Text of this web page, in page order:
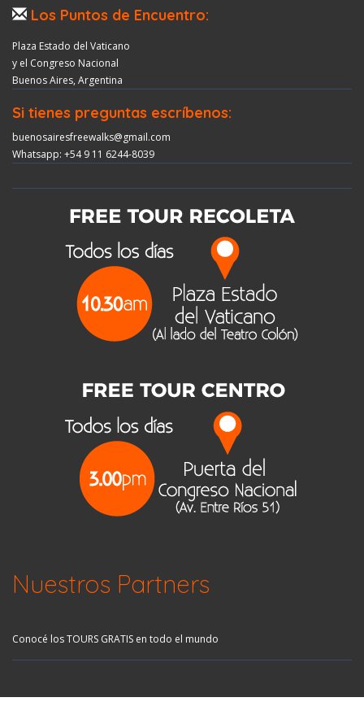
Los Puntos de Encuentro:
Plaza Estado del Vaticano
y el Congreso Nacional
Buenos Aires, Argentina
Si tienes preguntas escríbenos:
buenosairesfreewalks@gmail.com
Whatsapp: +54 9 11 6244-8039
Nuestros Partners
Conocé los TOURS GRATIS en todo el mundo